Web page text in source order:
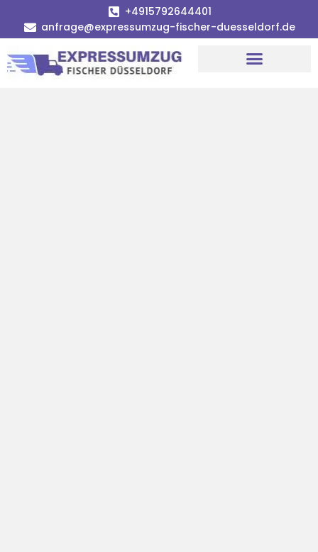
+4915792644401
anfrage@expressumzug-fischer-duesseldorf.de